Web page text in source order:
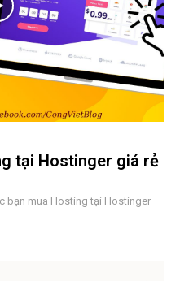
tại Hostinger giá rẻ
bạn mua Hosting tại Hostinger